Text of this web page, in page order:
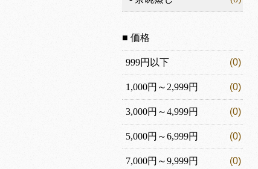
■ 価格
999円以下 (0)
1,000円～2,999円 (0)
3,000円～4,999円 (0)
5,000円～6,999円 (0)
7,000円～9,999円 (0)